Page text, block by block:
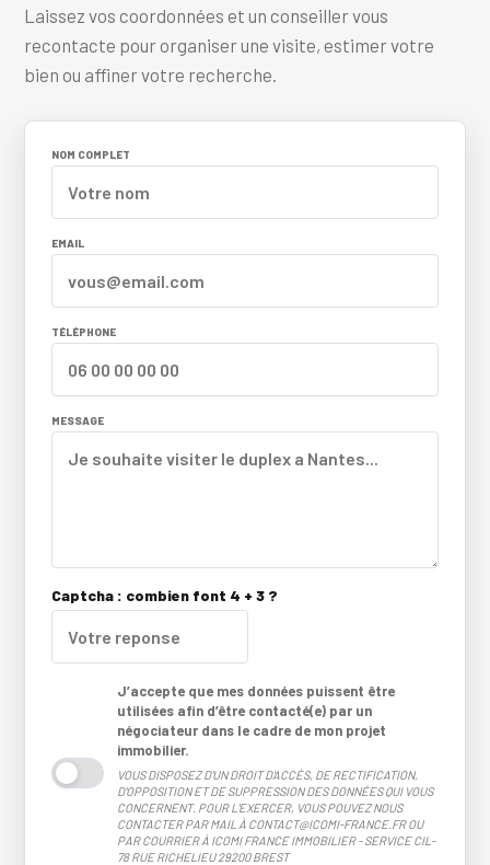
Laissez vos coordonnées et un conseiller vous
recontacte pour organiser une visite, estimer votre
bien ou affiner votre recherche.
NOM COMPLET
EMAIL
TÉLÉPHONE
MESSAGE
Captcha : combien font 4 + 3 ?
J’accepte que mes données puissent être
utilisées afin d’être contacté(e) par un
négociateur dans le cadre de mon projet
immobilier.
VOUS DISPOSEZ D'UN DROIT D'ACCÈS, DE RECTIFICATION,
D'OPPOSITION ET DE SUPPRESSION DES DONNÉES QUI VOUS
CONCERNENT. POUR L'EXERCER, VOUS POUVEZ NOUS
CONTACTER PAR MAIL À CONTACT@ICOMI-FRANCE.FR OU
PAR COURRIER À ICOMI FRANCE IMMOBILIER - SERVICE CIL-
78 RUE RICHELIEU 29200 BREST